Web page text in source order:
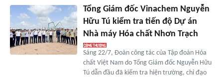
Tổng Giám đốc Vinachem Nguyễn
Hữu Tú kiểm tra tiến độ Dự án
Nhà máy Hóa chất Nhơn Trạch
Sáng 22/7, Đoàn công tác của Tập đoàn Hóa
chất Việt Nam do Tổng Giám đốc Nguyễn Hữu
Tú dẫn đầu đã kiểm tra hiện trường, chỉ đạo